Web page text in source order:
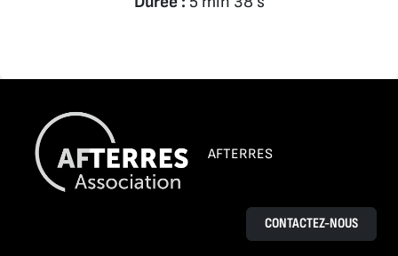
AFTERRES
CONTACTEZ-NOUS